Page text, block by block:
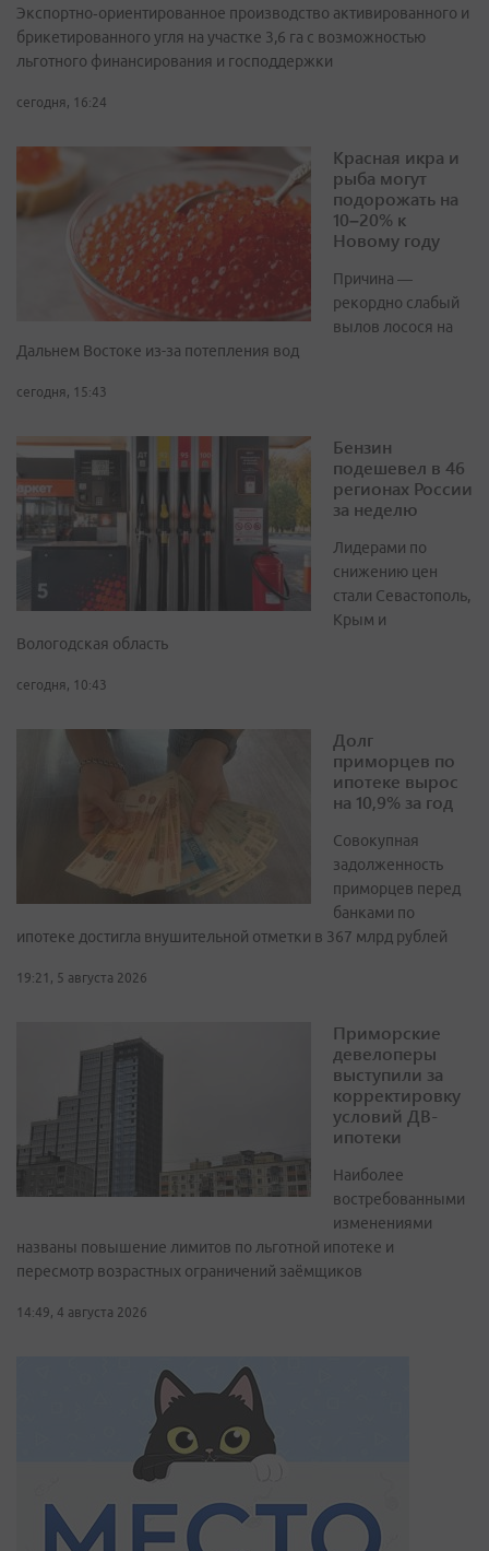
Экспортно‑ориентированное производство активированного и
брикетированного угля на участке 3,6 га с возможностью
льготного финансирования и господдержки
сегодня, 16:24
Красная икра и
рыба могут
подорожать на
10–20% к
Новому году
Причина —
рекордно слабый
вылов лосося на
Дальнем Востоке из-за потепления вод
сегодня, 15:43
Бензин
подешевел в 46
регионах России
за неделю
Лидерами по
снижению цен
стали Севастополь,
Крым и
Вологодская область
сегодня, 10:43
Долг
приморцев по
ипотеке вырос
на 10,9% за год
Совокупная
задолженность
приморцев перед
банками по
ипотеке достигла внушительной отметки в 367 млрд рублей
19:21, 5 августа 2026
Приморские
девелоперы
выступили за
корректировку
условий ДВ-
ипотеки
Наиболее
востребованными
изменениями
названы повышение лимитов по льготной ипотеке и
пересмотр возрастных ограничений заёмщиков
14:49, 4 августа 2026